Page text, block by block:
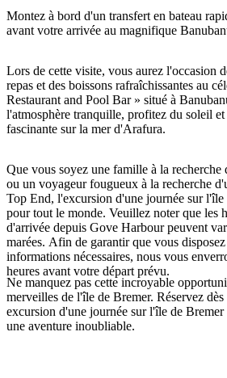
Rechercher:
Montez à bord d'un transfert en bateau
avant votre arrivée au magnifique
Lors de cette visite, vous aurez l'occasion
repas et des boissons rafraîchissantes au
Restaurant and Pool Bar » situé à
l'atmosphère tranquille, profitez du soleil
fascinante sur la mer d'Arafura.
Que vous soyez une famille à la recherche
ou un voyageur fougueux à la recherche
Top End, l'excursion d'une journée sur l'île
pour tout le monde. Veuillez noter que les
d'arrivée depuis Gove Harbour peuvent
marées. Afin de garantir que vous
informations nécessaires, nous vous
heures avant votre départ prévu.
Ne manquez pas cette incroyable
merveilles de l'île de Bremer. Réservez
excursion d'une journée sur l'île de
une aventure inoubliable.